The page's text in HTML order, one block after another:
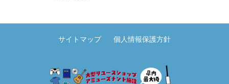
サイトマップ 個人情報保護方針